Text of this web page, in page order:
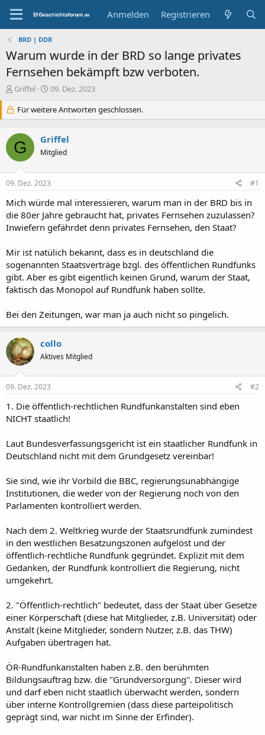
Anmelden Registrieren
BRD | DDR
Warum wurde in der BRD so lange privates
Fernsehen bekämpft bzw verboten.
E
s
t
e
l
l
e
r
Griffel
E
s
t
l
l
a
m
09. Dez. 2023
Für weitere Antworten geschlossen.
G Griffel
Mitglied
09. Dez. 2023 #1
Mich würde mal interessieren, warum man in der BRD bis in
die 80er Jahre gebraucht hat, privates Fernsehen zuzulassen?
Inwiefern gefährdet denn privates Fernsehen, den Staat?
Mir ist natülich bekannt, dass es in deutschland die
sogenannten Staatsverträge bzgl. des öffentlichen Rundfunks
gibt. Aber es gibt eigentlich keinen Grund, warum der Staat,
faktisch das Monopol auf Rundfunk haben sollte.
Bei den Zeitungen, war man ja auch nicht so pingelich.
collo
Aktives Mitglied
09. Dez. 2023 #2
1. Die öffentlich-rechtlichen Rundfunkanstalten sind eben
NICHT staatlich!
Laut Bundesverfassungsgericht ist ein staatlicher Rundfunk in
Deutschland nicht mit dem Grundgesetz vereinbar!
Sie sind, wie ihr Vorbild die BBC, regierungsunabhängige
Institutionen, die weder von der Regierung noch von den
Parlamenten kontrolliert werden.
Nach dem 2. Weltkrieg wurde der Staatsrundfunk zumindest
in den westlichen Besatzungszonen aufgelöst und der
öffentlich-rechtliche Rundfunk gegründet. Explizit mit dem
Gedanken, der Rundfunk kontrolliert die Regierung, nicht
umgekehrt.
2. "Öffentlich-rechtlich" bedeutet, dass der Staat über Gesetze
einer Körperschaft (diese hat Mitglieder, z.B. Universität) oder
Anstalt (keine Mitglieder, sondern Nutzer, z.B. das THW)
Aufgaben übertragen hat.
ÖR-Rundfunkanstalten haben z.B. den berühmten
Bildungsauftrag bzw. die "Grundversorgung". Dieser wird
und darf eben nicht staatlich überwacht werden, sondern
über interne Kontrollgremien (dass diese parteipolitisch
geprägt sind, war nicht im Sinne der Erfinder).